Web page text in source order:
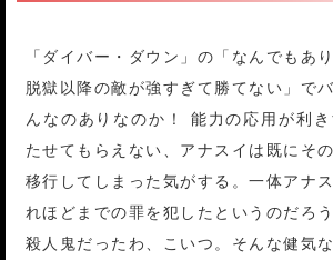
「ダイバー・ダウン」の「なんでもあ
脱獄以降の敵が強すぎて勝てない」で
んなのありなのか！ 能力の応用が利
たせてもらえない、アナスイは既にそ
移行してしまった気がする。一体アナ
れほどまでの罪を犯したというのだろ
殺人鬼だったわ、こいつ。そんな健気